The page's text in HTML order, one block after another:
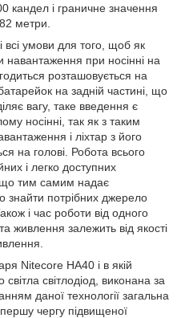
кандел і граничне значення
метри.
умови для того, щоб як
при носінні на
розташовується на
на задній частині, що
вагу, таке введення є
носінні, так як з таким
і ліхтар з його
на голові. Робота всього
і легко доступних
тим самим надає
знайти потрібних джерело
і час роботи від одного
живлення залежить від якості
Nitecore HA40 і в якій
світлодіод, виконана за
даної технології загальна
чергу підвищеної